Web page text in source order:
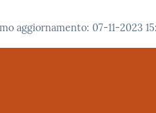
aggiornamento: 07-11-2023